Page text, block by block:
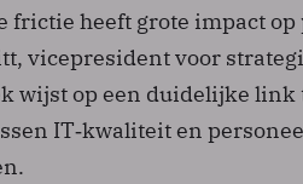
heeft grote impact op
vicepresident voor
wijst op een duidelijke
IT‑kwaliteit en